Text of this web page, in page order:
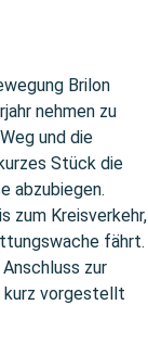
Brilon
nehmen zu
und die
Stück die
abzubiegen.
zum Kreisverkehr,
fährt.
zur
kurz vorgestellt